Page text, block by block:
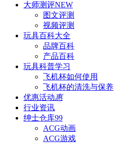
大师测评NEW
图文评测
视频评测
玩具百科大全
品牌百科
产品百科
玩具科普学习
飞机杯如何使用
飞机杯的清洗与保养
优惠活动惠
行业资讯
绅士仓库99
ACG动画
ACG游戏